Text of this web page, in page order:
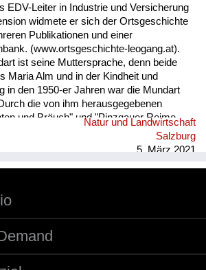
EDV-Leiter in Industrie und Versicherung
widmete er sich der Ortsgeschichte
Publikationen und einer
(www.ortsgeschichte-leogang.at).
ist seine Muttersprache, denn beide
Maria Alm und in der Kindheit und
in den 1950-er Jahren war die Mundart
die von ihm herausgegebenen
und Bräuch" und "Pinzgauer Reime,
der Maria Almer Mundartdichterin
wurde sein Interesse an dieser Sprache
Natur und Landwirtschaft
Salzburg
5. März 2021